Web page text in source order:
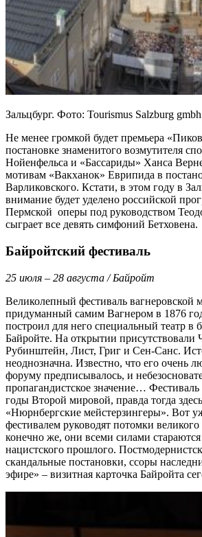
Зальцбург. Фото: Tourismus Salzburg gmbh
Не менее громкой будет премьера
постановке знаменитого возмутителя
Нойенфельса и «Бассариды» Ханса
мотивам «Вакханок» Еврипида в
Варликовского. Кстати, в этом году в
внимание будет уделено российской
Пермской оперы под руководством
сыграет все девять симфоний Бетховена.
Байройтский фестиваль
25 июля – 28 августа / Байройт
Великолепный фестиваль вагнеровской
придуманный самим Вагнером в 1876
построил для него специальный театр в
Байройте. На открытии присутствовали
Рубинштейн, Лист, Григ и Сен-Санс.
неоднозначна. Известно, что его очень
форуму предписывалось, и
пропагандистское значение…
годы Второй мировой, правда тогда
«Нюрнбергские мейстерзингеры». Вот
фестивалем руководят потомки
конечно же, они всеми силами стараются
нацистского прошлого.
скандальные постановки, ссоры
эфире» – визитная карточка Байройта